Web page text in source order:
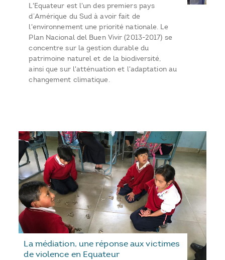
L'Equateur est l'un des premiers pays
d’Amérique du Sud à avoir fait de
l'environnement une priorité nationale. Le
Plan Nacional del Buen Vivir (2013-2017) se
concentre sur la gestion durable du
patrimoine naturel et de la biodiversité,
ainsi que sur l'atténuation et l'adaptation au
changement climatique.
La médiation, une réponse aux victimes
de violence en Equateur